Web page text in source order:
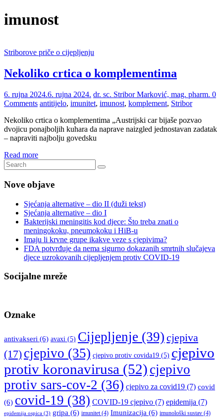
imunost
Striborove priče o cijepljenju
Nekoliko crtica o komplementima
6. rujna 2024.6. rujna 2024. dr. sc. Stribor Marković, mag. pharm. 0
Comments antitijelo, imunitet, imunost, komplement, Stribor
Nekoliko crtica o komplementima „Austrijski car bijaše pozvao
dvojicu ponajboljih kuhara da naprave naizgled jednostavan zadatak
– napraviti najbolju govedsku
Read more
Nove objave
Sjećanja alternative – dio II (duži tekst)
Sjećanja alternative – dio I
Bakterijski meningitis kod djece: Što treba znati o
meningokoku, pneumokoku i HiB-u
Imaju li krvne grupe ikakve veze s cjepivima?
FDA potvrđuje da nema sigurno dokazanih smrtnih slučajeva
djece uzrokovanih cijepljenjem protiv COVID-19
Socijalne mreže
Oznake
antivakseri (6) avaxi (5) Cijepljenje (39) cjepiva
(17) cjepivo (35) cjepivo protiv covida19 (5) cjepivo
protiv koronavirusa (52) cjepivo
protiv sars-cov-2 (36) cjepivo za covid19 (7) covid
(6) covid-19 (38) COVID-19 cjepivo (7) epidemija (7)
epidemija ospica (3) gripa (6) imunitet(4) Imunizacija (6) imunološki sustav (4)